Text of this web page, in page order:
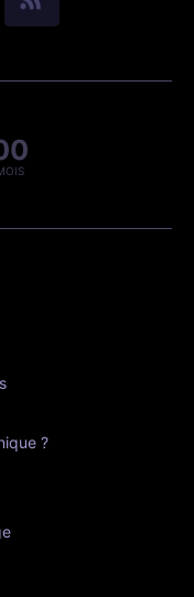
?